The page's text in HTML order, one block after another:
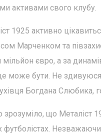
активами свого клубу.
1925 активно
Марченком та
мільйон євро, а за
може бути. Не
Богдана Слюбика,
що Металіст
футболістах.